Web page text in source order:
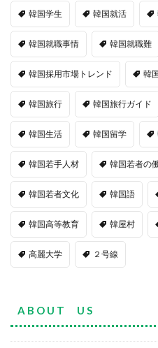
韓国学生 韓国就活
韓国就職事情 韓国就職難
韓国採用市場トレンド 韓
韓国旅行 韓国旅行ガイド
韓国生活 韓国留学
韓国若手人材 韓国若者の
韓国若者文化 韓国語
韓国高等教育 韓屋村
高麗大学 ２号線
A B O U T U S